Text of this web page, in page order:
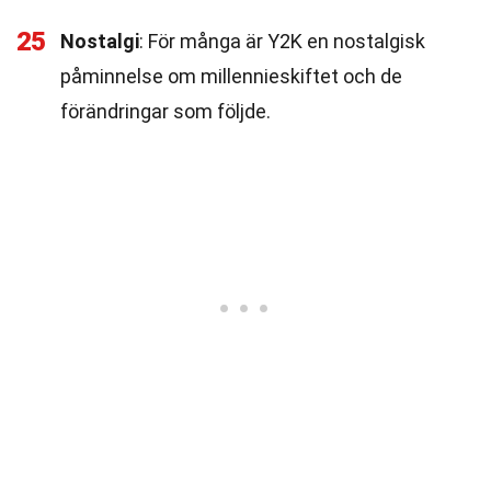
25 Nostalgi: För många är Y2K en nostalgisk
påminnelse om millennieskiftet och de
förändringar som följde.